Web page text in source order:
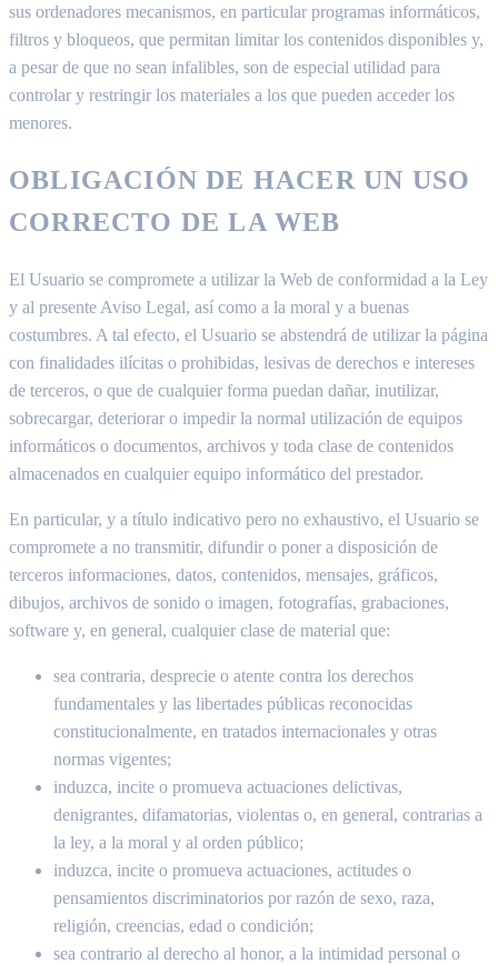
sus ordenadores mecanismos, en particular programas informáticos,
filtros y bloqueos, que permitan limitar los contenidos disponibles y,
a pesar de que no sean infalibles, son de especial utilidad para
controlar y restringir los materiales a los que pueden acceder los
menores.
OBLIGACIÓN DE HACER UN USO
CORRECTO DE LA WEB
El Usuario se compromete a utilizar la Web de conformidad a la Ley
y al presente Aviso Legal, así como a la moral y a buenas
costumbres. A tal efecto, el Usuario se abstendrá de utilizar la página
con finalidades ilícitas o prohibidas, lesivas de derechos e intereses
de terceros, o que de cualquier forma puedan dañar, inutilizar,
sobrecargar, deteriorar o impedir la normal utilización de equipos
informáticos o documentos, archivos y toda clase de contenidos
almacenados en cualquier equipo informático del prestador.
En particular, y a título indicativo pero no exhaustivo, el Usuario se
compromete a no transmitir, difundir o poner a disposición de
terceros informaciones, datos, contenidos, mensajes, gráficos,
dibujos, archivos de sonido o imagen, fotografías, grabaciones,
software y, en general, cualquier clase de material que:
sea contraria, desprecie o atente contra los derechos
fundamentales y las libertades públicas reconocidas
constitucionalmente, en tratados internacionales y otras
normas vigentes;
induzca, incite o promueva actuaciones delictivas,
denigrantes, difamatorias, violentas o, en general, contrarias a
la ley, a la moral y al orden público;
induzca, incite o promueva actuaciones, actitudes o
pensamientos discriminatorios por razón de sexo, raza,
religión, creencias, edad o condición;
sea contrario al derecho al honor, a la intimidad personal o